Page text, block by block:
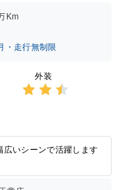
Km
・走行無制限
外装
広いシーンで活躍します